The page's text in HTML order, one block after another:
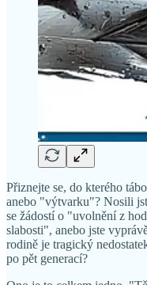
Přiznejte se, do kterého
anebo "výtvarku"? Nosili
se žádostí o "uvolnění z
slabosti", anebo jste
rodině je tragický
po pět generací?